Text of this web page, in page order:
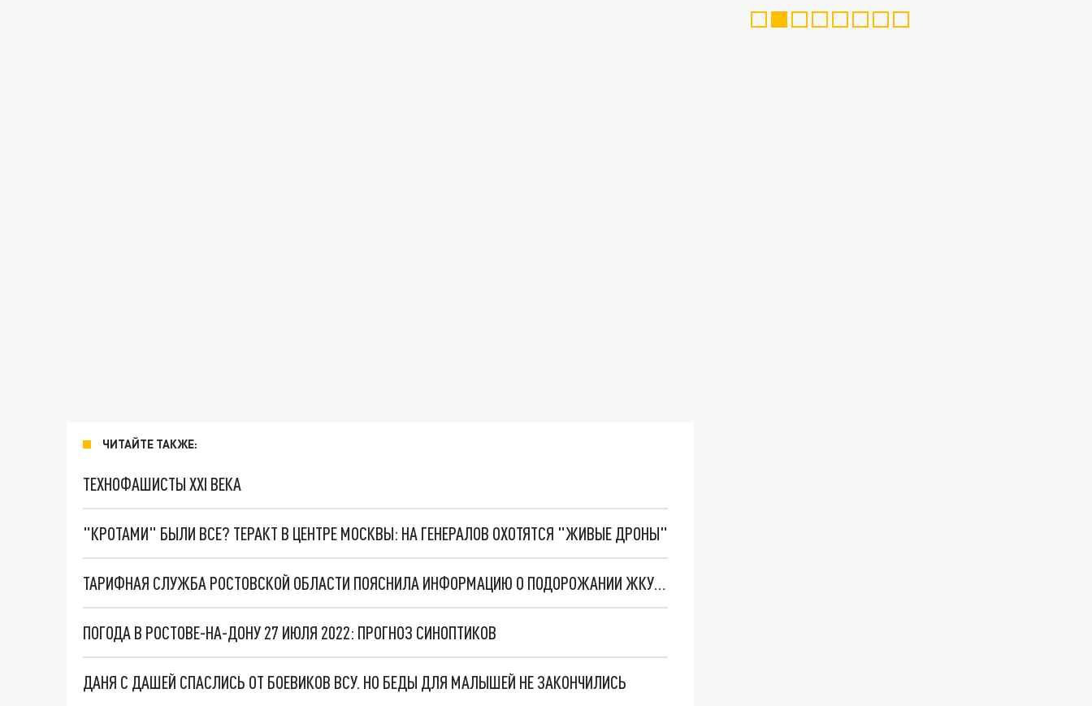
ЧИТАЙТЕ ТАКЖЕ:
ТЕХНОФАШИСТЫ XXI ВЕКА
"КРОТАМИ" БЫЛИ ВСЕ? ТЕРАКТ В ЦЕНТРЕ МОСКВЫ: НА ГЕНЕРАЛОВ ОХОТЯТСЯ "ЖИВЫЕ ДРОНЫ"
ТАРИФНАЯ СЛУЖБА РОСТОВСКОЙ ОБЛАСТИ ПОЯСНИЛА ИНФОРМАЦИЮ О ПОДОРОЖАНИИ ЖКУ ДО 9%
ПОГОДА В РОСТОВЕ-НА-ДОНУ 27 ИЮЛЯ 2022: ПРОГНОЗ СИНОПТИКОВ
ДАНЯ С ДАШЕЙ СПАСЛИСЬ ОТ БОЕВИКОВ ВСУ. НО БЕДЫ ДЛЯ МАЛЫШЕЙ НЕ ЗАКОНЧИЛИСЬ